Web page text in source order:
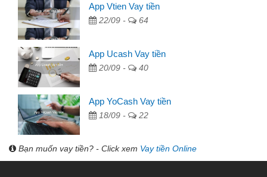
App Vtien Vay tiền
22/09 - 64
App Ucash Vay tiền
20/09 - 40
App YoCash Vay tiền
18/09 - 22
Bạn muốn vay tiền? - Click xem Vay tiền Online